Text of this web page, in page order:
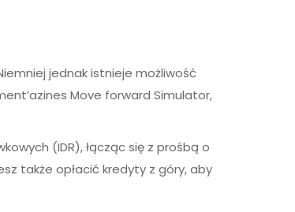
jednak istnieje możliwość
Move forward Simulator,
(IDR), łącząc się z prośbą o
także opłacić kredyty z góry, aby